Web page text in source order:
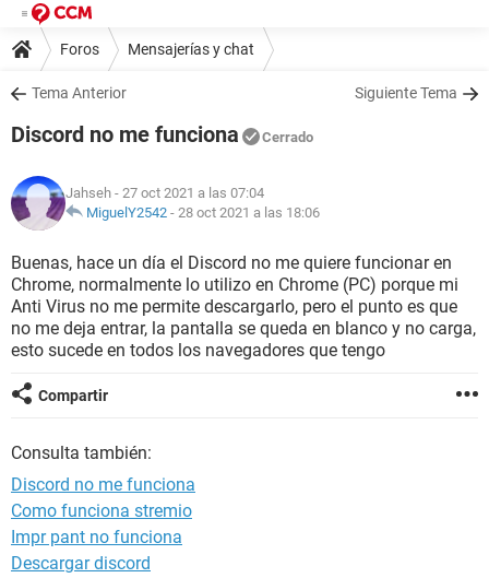
Foros Mensajerías y chat
Tema Anterior Siguiente Tema
Discord no me funciona Cerrado
Jahseh - 27 oct 2021 a las 07:04
MiguelY2542 - 28 oct 2021 a las 18:06
Buenas, hace un día el Discord no me quiere funcionar en
Chrome, normalmente lo utilizo en Chrome (PC) porque mi
Anti Virus no me permite descargarlo, pero el punto es que
no me deja entrar, la pantalla se queda en blanco y no carga,
esto sucede en todos los navegadores que tengo
Compartir
Consulta también:
Discord no me funciona
Como funciona stremio
Impr pant no funciona
Descargar discord